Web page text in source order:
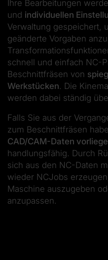
Ihre Bearbeitungen
und individuellen
Verwaltung gespeichert,
geänderte Vorgaben
schnell und einfach NC-
Beschnittfräsen von
Werkstücken. Die
werden dabei ständig
Falls Sie aus der
zum Beschnittfräsen
CAD/CAM-Daten
handlungsfähig. Durch
sich aus den NC-Daten
wieder NCJobs
Maschine auszugeben
anzupassen.